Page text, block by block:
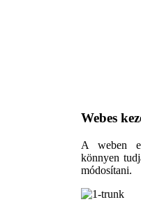
Webes
A weben
könnyen
módosítani.